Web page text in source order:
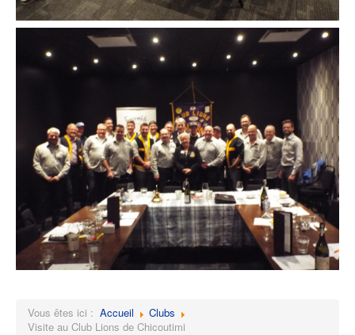
Vous êtes ici : Accueil
Clubs
Visite au Club Lions de Chicoutimi